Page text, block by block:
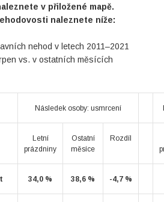
v přiložené mapě.
naleznete níže:
nehod v letech 2011–2021
vs. v ostatních měsících
Následek osoby: usmrcení
Letní
prázdniny
Ostatní
měsíce
Rozdíl
34,0 % 38,6 % -4,7 %